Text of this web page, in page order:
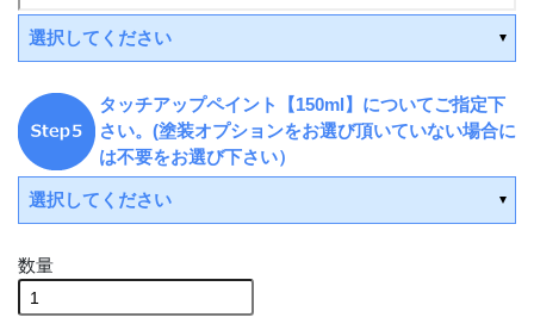
選択してください
荷)
タッチアップペイント【150ml】についてご指定下
さい。(塗装オプションをお選び頂いていない場合に
は不要をお選び下さい）
選択してください
数量